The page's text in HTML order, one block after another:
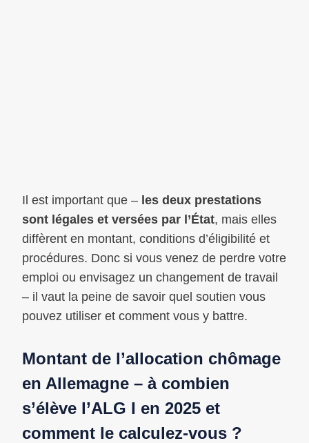
Il est important que – les deux prestations
sont légales et versées par l’État, mais elles
diffèrent en montant, conditions d’éligibilité et
procédures. Donc si vous venez de perdre votre
emploi ou envisagez un changement de travail
– il vaut la peine de savoir quel soutien vous
pouvez utiliser et comment vous y battre.
Montant de l’allocation chômage
en Allemagne – à combien
s’élève l’ALG I en 2025 et
comment le calculez-vous ?